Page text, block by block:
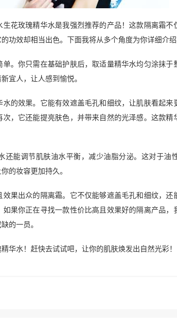
花玫瑰精华水是我强烈推荐的产品！这款隔离霜不
功效却相当出色。下面我将从多个角度为你详细介绍
。你只需在基础护肤后，取适量精华水均匀涂抹于
宜人，让人感到愉悦。
的效果。它能有效遮盖毛孔和细纹，让肌肤看起来
，它还能提亮肤色，并带来自然的光泽感。这款精
还能调节肌肤油水平衡，减少油脂分泌。这对于油
的妆容更加持久。
果出众的隔离霜。它不仅能够遮盖毛孔和细纹，还
果你正在寻找一款性价比高且效果好的隔离产品，
的一员。
华水！赶快去试试吧，让你的肌肤焕发出自然光彩！